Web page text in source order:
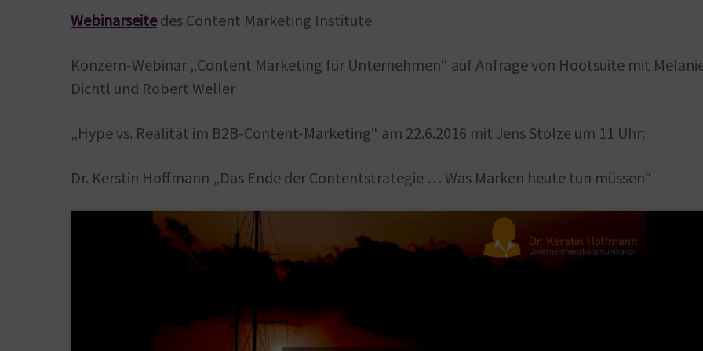
Webinarseitedes Content Marketing Institute
Konzern-Webinar „Content Marketing für Unternehmen“ auf Anfrage von Hootsuite mit
Dichtl und Robert Weller
„Hype vs. Realität im B2B-Content-Marketing“ am 22.6.2016 mit Jens Stolze um 11 Uhr:
Dr. Kerstin Hoffmann „Das Ende der Contentstrategie … Was Marken heute tun müssen“